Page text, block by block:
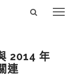
2014 年
連